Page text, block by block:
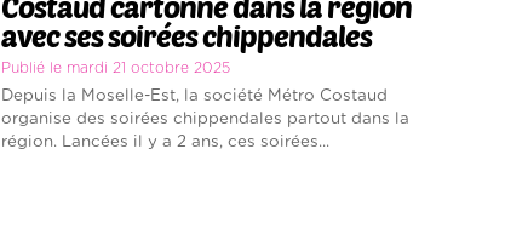
Costaud cartonne dans la région
avec ses soirées chippendales
Publié le mardi 21 octobre 2025
Depuis la Moselle-Est, la société Métro Costaud
organise des soirées chippendales partout dans la
région. Lancées il y a 2 ans, ces soirées...